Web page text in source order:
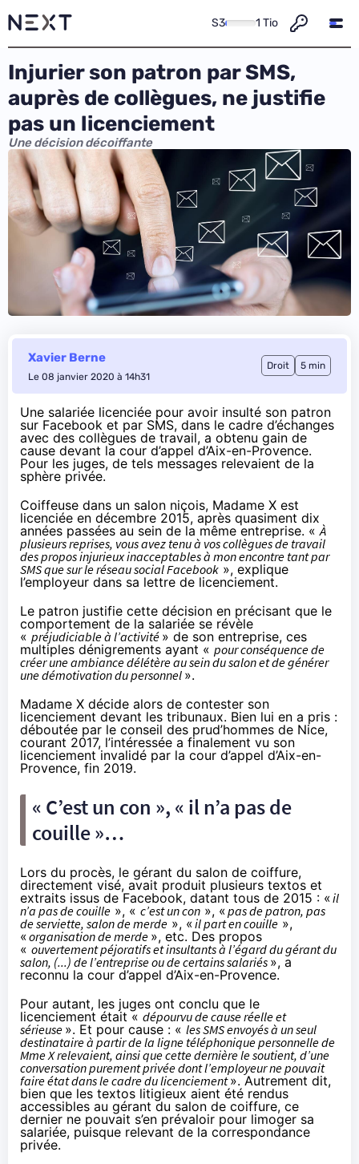
S3 1 Tio
Injurier son patron par SMS,
auprès de collègues, ne justifie
pas un licenciement
Une décision décoiffante
Xavier Berne
Le 08 janvier 2020 à 14h31
Droit 5 min
Une salariée licenciée pour avoir insulté son patron
sur Facebook et par SMS, dans le cadre d’échanges
avec des collègues de travail, a obtenu gain de
cause devant la cour d’appel d’Aix-en-Provence.
Pour les juges, de tels messages relevaient de la
sphère privée.
Coiffeuse dans un salon niçois, Madame X est
licenciée en décembre 2015, après quasiment dix
années passées au sein de la même entreprise. « À
plusieurs reprises, vous avez tenu à vos collègues de travail
des propos injurieux inacceptables à mon encontre tant par
SMS que sur le réseau social Facebook », explique
l’employeur dans sa lettre de licenciement.
Le patron justifie cette décision en précisant que le
comportement de la salariée se révèle
« préjudiciable à l’activité » de son entreprise, ces
multiples dénigrements ayant « pour conséquence de
créer une ambiance délétère au sein du salon et de générer
une démotivation du personnel ».
Madame X décide alors de contester son
licenciement devant les tribunaux. Bien lui en a pris :
déboutée par le conseil des prud’hommes de Nice,
courant 2017, l’intéressée a finalement vu son
licenciement invalidé par la cour d’appel d’Aix-en-
Provence, fin 2019.
« C’est un con », « il n’a pas de
couille »…
Lors du procès, le gérant du salon de coiffure,
directement visé, avait produit plusieurs textos et
extraits issus de Facebook, datant tous de 2015 : «il
n’a pas de couille », « c’est un con », «pas de patron, pas
de serviette, salon de merde », «il part en couille »,
«organisation de merde », etc. Des propos
« ouvertement péjoratifs et insultants à l’égard du gérant du
salon, (...) de l’entreprise ou de certains salariés », a
reconnu la cour d’appel d’Aix-en-Provence.
Pour autant, les juges ont conclu que le
licenciement était « dépourvu de cause réelle et
sérieuse ». Et pour cause : « les SMS envoyés à un seul
destinataire à partir de la ligne téléphonique personnelle de
Mme X relevaient, ainsi que cette dernière le soutient, d’une
conversation purement privée dont l’employeur ne pouvait
faire état dans le cadre du licenciement». Autrement dit,
bien que les textos litigieux aient été rendus
accessibles au gérant du salon de coiffure, ce
dernier ne pouvait s’en prévaloir pour limoger sa
salariée, puisque relevant de la correspondance
privée.